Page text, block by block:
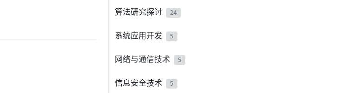
算法研究探讨 24
系统应用开发 5
网络与通信技术 5
信息安全技术 5